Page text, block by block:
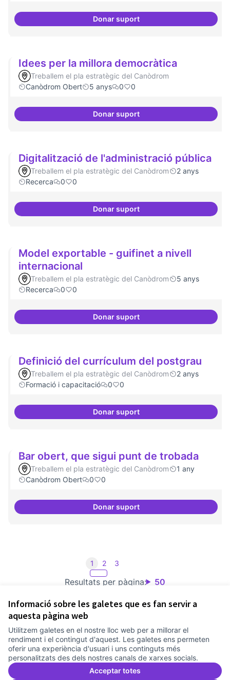
Informació sobre les galetes que es fan servir a
aquesta pàgina web
Utilitzem galetes en el nostre lloc web per a millorar el
rendiment i el contingut d'aquest. Les galetes ens permeten
oferir una experiència d'usuari i uns continguts més
personalitzats des dels nostres canals de xarxes socials.
Acceptar totes
Donar suportEspai punter en innovació
Idees per la millora democràtica
Treballem el pla estratègic del Canòdrom
Canòdrom Obert
5 anys 0 0
Donar suportIdees per la millora democràtica
Digitalització de l'administració pública
Treballem el pla estratègic del Canòdrom
2 anys
Recerca
0 0
Donar suportDigitalització de l'administració
Model exportable - guifinet a nivell
internacional
Treballem el pla estratègic del Canòdrom
5 anys
Recerca
0 0
Donar suportModel exportable - guifinet a
Definició del currículum del postgrau
Treballem el pla estratègic del Canòdrom
2 anys
Formació i capacitació
0 0
Donar suportDefinició del currículum del
Bar obert, que sigui punt de trobada
Treballem el pla estratègic del Canòdrom
1 any
Canòdrom Obert
0 0
Donar suportBar obert, que sigui punt de
Resultats per pàgina: 50
1 2 3
Termes i condicions d'ús
Configuració de les galetes
Comunitat Canòdrom a Facebook
(Link externo)
Comunitat Canòdrom a Instagram
(Link externo)
Comunitat Canòdrom a YouTube
(Link externo)
Català
Triar la llengua Elegir el idiomaChoose language